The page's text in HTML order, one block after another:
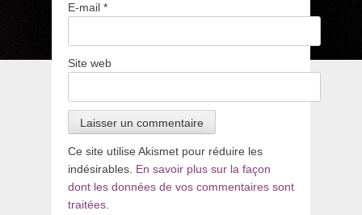
E-mail *
Site web
Ce site utilise Akismet pour réduire les
indésirables. En savoir plus sur la façon
dont les données de vos commentaires sont
traitées